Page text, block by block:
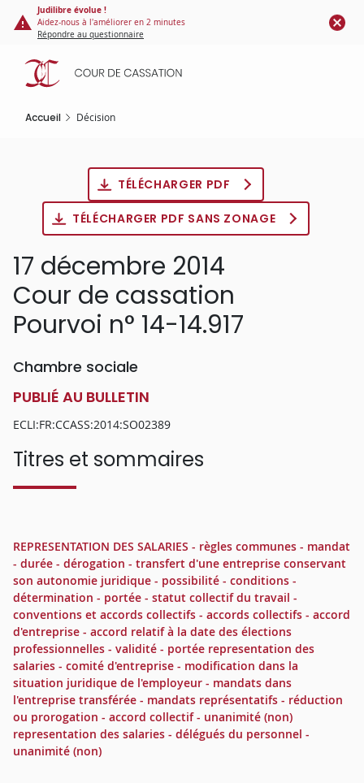
Panneau de gestion des cookies
contenu
principal
Judilibre évolue !
Aidez-nous à l'améliorer en 2 minutes
Répondre au questionnaire
Accueil Décision
TÉLÉCHARGER PDF
TÉLÉCHARGER PDF SANS ZONAGE
17 décembre 2014
Cour de cassation
Pourvoi n° 14-14.917
Chambre sociale
PUBLIÉ AU BULLETIN
ECLI:FR:CCASS:2014:SO02389
Titres et sommaires
REPRESENTATION DES SALARIES - règles communes - mandat
- durée - dérogation - transfert d'une entreprise conservant
son autonomie juridique - possibilité - conditions -
détermination - portée - statut collectif du travail -
conventions et accords collectifs - accords collectifs - accord
d'entreprise - accord relatif à la date des élections
professionnelles - validité - portée representation des
salaries - comité d'entreprise - modification dans la
situation juridique de l'employeur - mandats dans
l'entreprise transférée - mandats représentatifs - réduction
ou prorogation - accord collectif - unanimité (non)
representation des salaries - délégués du personnel -
unanimité (non)